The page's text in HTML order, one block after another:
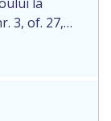
3, of. 27,
de